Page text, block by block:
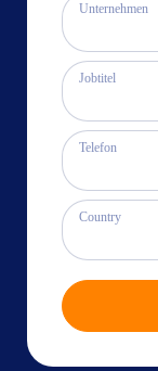
Unternehmen
Jobtitel
Telefon
Country